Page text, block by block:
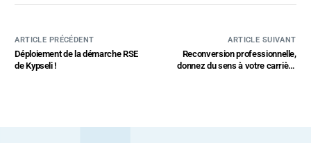
ARTICLE PRÉCÉDENT
Déploiement de la démarche RSE
de Kypseli !
ARTICLE SUIVANT
Reconversion professionnelle,
donnez du sens à votre carrière